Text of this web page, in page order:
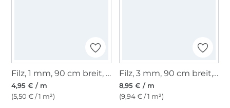
Filz, 1 mm, 90 cm breit, rot
4,95 € / m
(5,50 € / 1 m²)
Filz, 3 mm, 90 cm breit, royalblau
8,95 € / m
(9,94 € / 1 m²)